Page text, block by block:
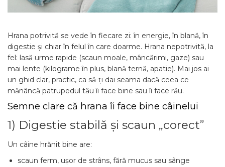
Hrana potrivită se vede în fiecare zi: în energie, în blană, în
digestie și chiar în felul în care doarme. Hrana nepotrivită, la
fel: lasă urme rapide (scaun moale, mâncărimi, gaze) sau
mai lente (kilograme în plus, blană ternă, apatie). Mai jos ai
un ghid clar, practic, ca să-ți dai seama dacă ceea ce
mănâncă patrupedul tău îi face bine sau îi face rău.
Semne clare că hrana îi face bine câinelui
1) Digestie stabilă și scaun „corect”
Un câine hrănit bine are:
scaun ferm, ușor de strâns, fără mucus sau sânge